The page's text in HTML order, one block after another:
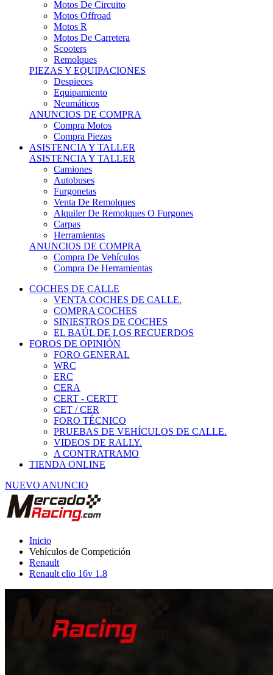
Motos R
Motos De Carretera
Scooters
Remolques
PIEZAS Y EQUIPACIONES
Despieces
Equipamiento
Neumáticos
ANUNCIOS DE COMPRA
Compra Motos
Compra Piezas
ASISTENCIA Y TALLER
ASISTENCIA Y TALLER
Camiones
Autobuses
Furgonetas
Venta De Remolques
Alquiler De Remolques O Furgones
Carpas
Herramientas
ANUNCIOS DE COMPRA
Compra De Vehículos
Compra De Herramientas
COCHES DE CALLE
VENTA COCHES DE CALLE.
COMPRA COCHES
SINIESTROS DE COCHES
EL BAÚL DE LOS RECUERDOS
FOROS DE OPINIÓN
FORO GENERAL
WRC
ERC
CERA
CERT - CERTT
CET / CER
FORO TÉCNICO
PRUEBAS DE VEHÍCULOS DE CALLE.
VIDEOS DE RALLY.
A CONTRATRAMO
TIENDA ONLINE
NUEVO ANUNCIO
Vehículos de Competición
Renault
Renault clio 16v 1.8